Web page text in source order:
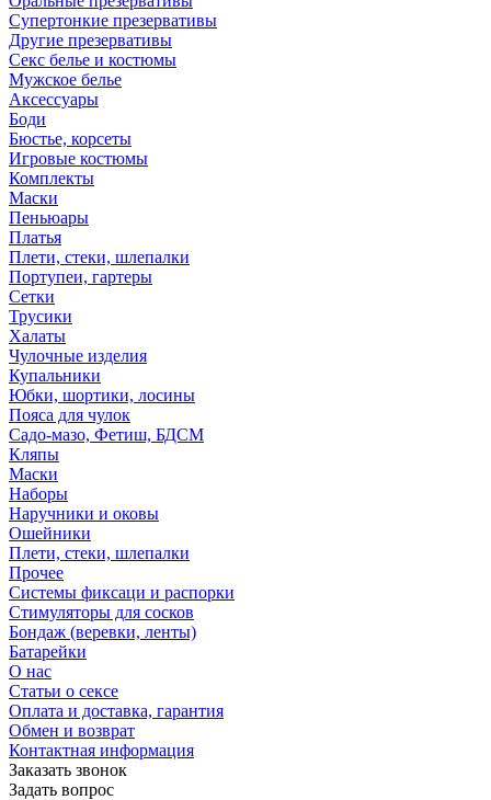
Супертонкие презервативы
Другие презервативы
Секс белье и костюмы
Мужское белье
Аксессуары
Боди
Бюстье, корсеты
Игровые костюмы
Комплекты
Маски
Пеньюары
Платья
Плети, стеки, шлепалки
Портупеи, гартеры
Сетки
Трусики
Халаты
Чулочные изделия
Купальники
Юбки, шортики, лосины
Пояса для чулок
Садо-мазо, Фетиш, БДСМ
Кляпы
Маски
Наборы
Наручники и оковы
Ошейники
Плети, стеки, шлепалки
Прочее
Системы фиксаци и распорки
Стимуляторы для сосков
Бондаж (веревки, ленты)
Батарейки
О нас
Статьи о сексе
Оплата и доставка, гарантия
Обмен и возврат
Контактная информация
Заказать звонок
Задать вопрос